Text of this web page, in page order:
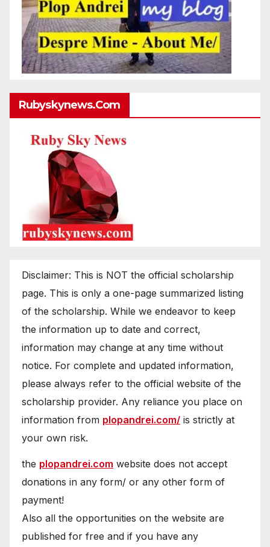
Rubyskynews.com
Disclaimer: This is NOT the official scholarship
page. This is only a one-page summarized listing
of the scholarship. While we endeavor to keep
the information up to date and correct,
information may change at any time without
notice. For complete and updated information,
please always refer to the official website of the
scholarship provider. Any reliance you place on
information from plopandrei.com/ is strictly at
your own risk.
the plopandrei.com website does not accept
donations in any form/ or any other form of
payment!
Also all the opportunities on the website are
published for free and if you have any